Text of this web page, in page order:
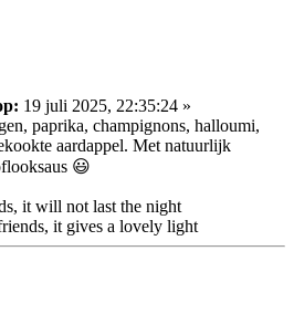
19 juli 2025, 22:35:24 »
paprika, champignons, halloumi,
aardappel. Met natuurlijk
😃
it will not last the night
it gives a lovely light